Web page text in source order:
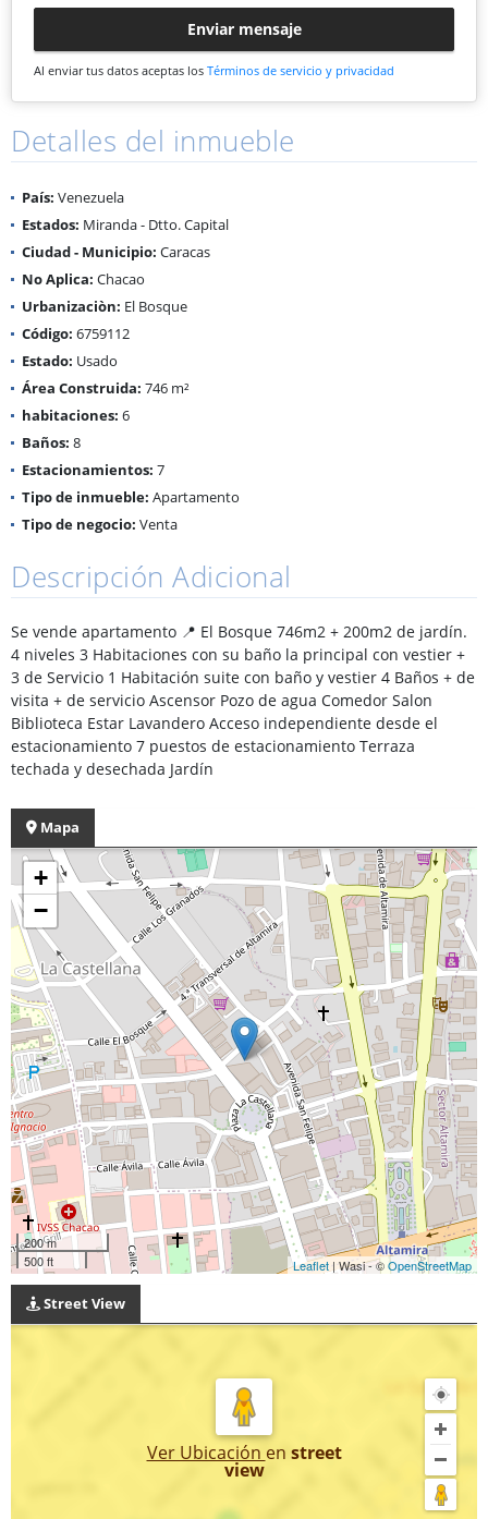
Enviar mensaje
Al enviar tus datos aceptas los Términos de servicio y privacidad
Detalles del inmueble
País: Venezuela
Estados: Miranda - Dtto. Capital
Ciudad - Municipio: Caracas
No Aplica: Chacao
Urbanizaciòn: El Bosque
Código: 6759112
Estado: Usado
Área Construida: 746 m²
habitaciones: 6
Baños: 8
Estacionamientos: 7
Tipo de inmueble: Apartamento
Tipo de negocio: Venta
Descripción Adicional
Se vende apartamento 📍 El Bosque 746m2 + 200m2 de jardín.
4 niveles 3 Habitaciones con su baño la principal con vestier +
3 de Servicio 1 Habitación suite con baño y vestier 4 Baños + de
visita + de servicio Ascensor Pozo de agua Comedor Salon
Biblioteca Estar Lavandero Acceso independiente desde el
estacionamiento 7 puestos de estacionamiento Terraza
techada y desechada Jardín
Mapa
+
−
200 m
500 ft
Leaflet | Wasi - ©OpenStreetMap
Street View
Ver Ubicación en street
view